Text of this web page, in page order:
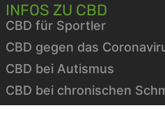
INFOS ZU CBD
CBD für Sportler
CBD gegen das
CBD bei Autismus
CBD bei chronischen